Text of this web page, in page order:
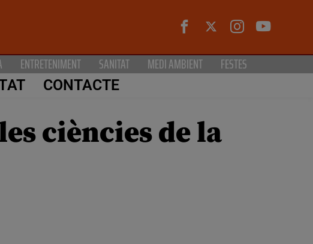
ENTRETENIMENT SANITAT MEDI AMBIENT FESTES
CONTACTE
ciències de la